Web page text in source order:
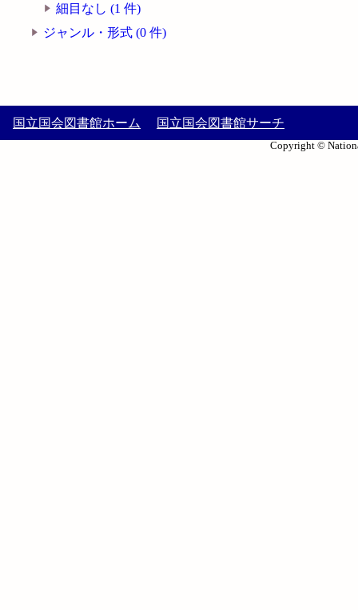
細目なし (1 件)
ジャンル・形式 (0 件)
国立国会図書館ホーム 国立国会図書館サーチ
Copyright ©